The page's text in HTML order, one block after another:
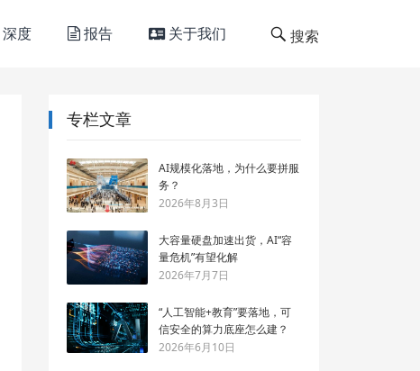
深度 报告 关于我们 搜索
专栏文章
AI规模化落地，为什么要拼服
务？
2026年8月3日
大容量硬盘加速出货，AI“容
量危机”有望化解
2026年7月7日
“人工智能+教育”要落地，可
信安全的算力底座怎么建？
2026年6月10日